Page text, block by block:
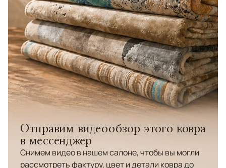
Отправим видеообзор этого ковра
в мессенджер
Снимем видео в нашем салоне, чтобы вы могли
рассмотреть фактуру, цвет и детали ковра до